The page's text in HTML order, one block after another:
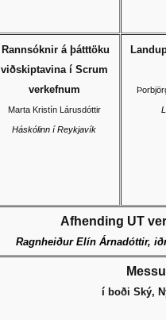
Rannsóknir á þátttöku
viðskiptavina í Scrum
verkefnum
Marta Kristín Lárusdóttir
Háskólinn í Reykjavík
Afhending UT
Ragnheiður Elín Árnadóttir,
í boði Ský,